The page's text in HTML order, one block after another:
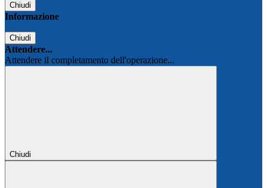
Chiudi
Informazione
Chiudi
Attendere...
Attendere il completamento dell'operazione...
Chiudi